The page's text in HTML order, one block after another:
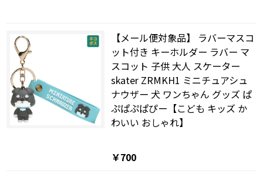
【メール便対象品】 ラバーマスコ
ット付き キーホルダー ラバー マ
スコット 子供 大人 スケーター
skater ZRMKH1 ミニチュアシュ
ナウザー 犬 ワンちゃん グッズ ぱ
ぷぱぷぱぴー【こども キッズ か
わいい おしゃれ】
￥700